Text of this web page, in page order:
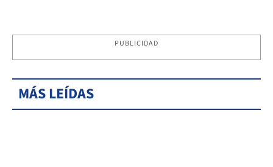
PUBLICIDAD
MÁS LEÍDAS